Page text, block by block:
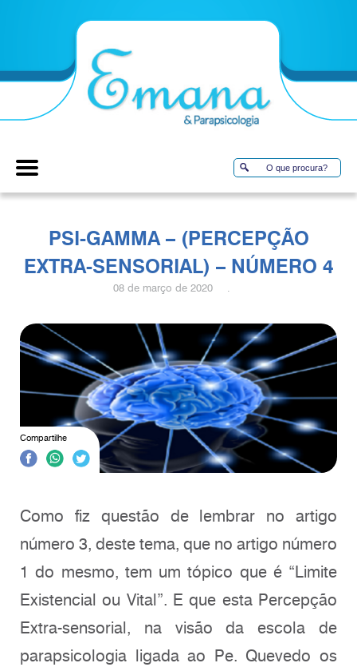
PSI-GAMMA – (PERCEPÇÃO
EXTRA-SENSORIAL) – NÚMERO 4
08 de março de 2020 .
Compartilhe
Como fiz questão de lembrar no artigo
número 3, deste tema, que no artigo número
1 do mesmo, tem um tópico que é “Limite
Existencial ou Vital”. E que esta Percepção
Extra-sensorial, na visão da escola de
parapsicologia ligada ao Pe. Quevedo os